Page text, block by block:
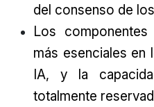
del consenso de
Los
más esenciales
IA, y la
totalmente